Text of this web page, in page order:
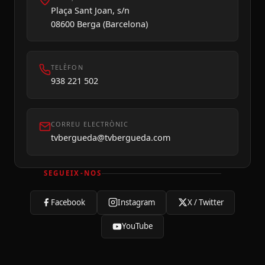
Plaça Sant Joan, s/n
08600 Berga (Barcelona)
TELÈFON
938 221 502
CORREU ELECTRÒNIC
tvbergueda@tvbergueda.com
SEGUEIX-NOS
Facebook Instagram X / Twitter
YouTube